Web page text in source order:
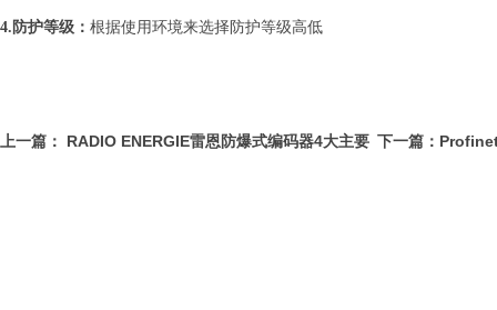
4.防护等级： 根据使用环境来选择防护等级高低
上一篇： RADIO ENERGIE雷恩防爆式编码器4大主要 下一篇：